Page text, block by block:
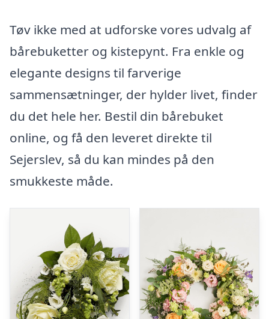
Tøv ikke med at udforske vores udvalg af
bårebuketter og kistepynt. Fra enkle og
elegante designs til farverige
sammensætninger, der hylder livet, finder
du det hele her. Bestil din bårebuket
online, og få den leveret direkte til
Sejerslev, så du kan mindes på den
smukkeste måde.